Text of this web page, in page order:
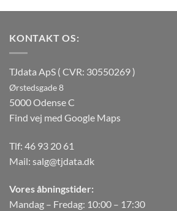
KONTAKT OS:
TJdata ApS ( CVR: 30550269 )
Ørstedsgade 8
5000 Odense C
Find vej med Google Maps
Tlf: 46 93 20 61
Mail: salg@tjdata.dk
Vores åbningstider:
Mandag – Fredag: 10:00 – 17:30